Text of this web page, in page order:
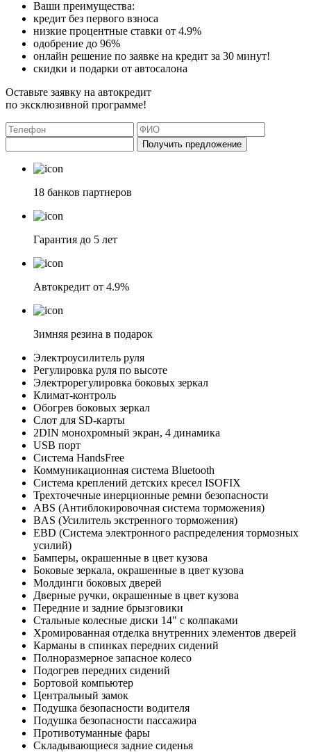
Ваши преимущества:
кредит без первого взноса
низкие процентные ставки от 4.9%
одобрение до 96%
онлайн решение по заявке на кредит за 30 минут!
скидки и подарки от автосалона
Оставьте заявку на автокредит
по эксклюзивной программе!
Получить предложение
18 банков партнеров
Гарантия до 5 лет
Автокредит от 4.9%
Зимняя резина в подарок
Электроусилитель руля
Регулировка руля по высоте
Электрорегулировка боковых зеркал
Климат-контроль
Обогрев боковых зеркал
Слот для SD-карты
2DIN монохромный экран, 4 динамика
USB порт
Система HandsFree
Коммуникационная система Bluetooth
Система креплений детских кресел ISOFIX
Трехточечные инерционные ремни безопасности
ABS (Антиблокировочная система торможения)
BAS (Усилитель экстренного торможения)
EBD (Система электронного распределения тормозных
усилий)
Бамперы, окрашенные в цвет кузова
Боковые зеркала, окрашенные в цвет кузова
Молдинги боковых дверей
Дверные ручки, окрашенные в цвет кузова
Передние и задние брызговики
Стальные колесные диски 14" с колпаками
Хромированная отделка внутренних элементов дверей
Карманы в спинках передних сидений
Полноразмерное запасное колесо
Подогрев передних сидений
Бортовой компьютер
Центральный замок
Подушка безопасности водителя
Подушка безопасности пассажира
Противотуманные фары
Складывающиеся задние сиденья